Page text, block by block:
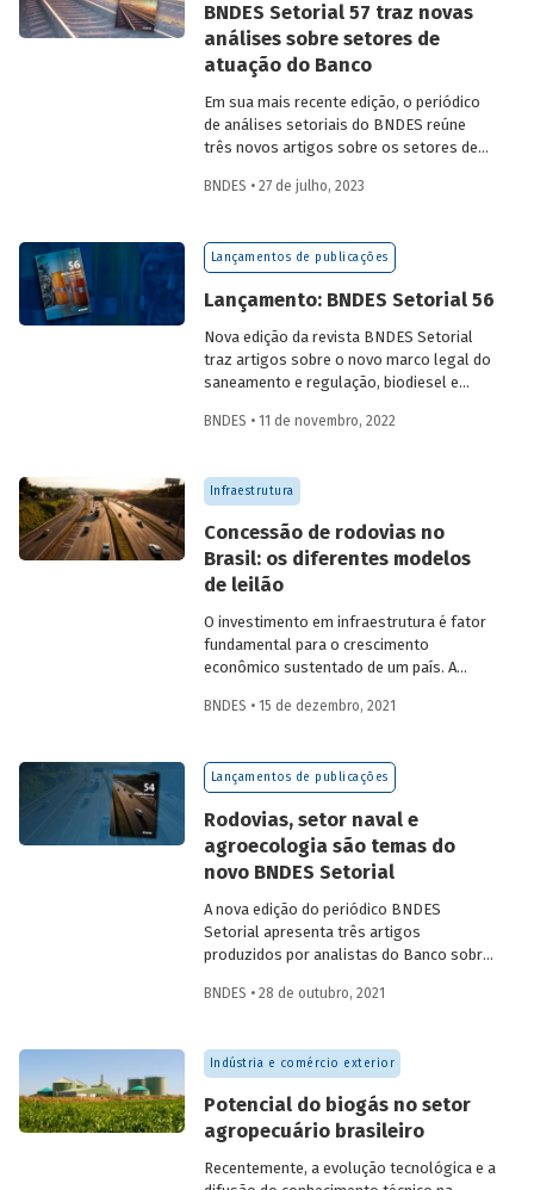
BNDES Setorial 57 traz novas
análises sobre setores de
atuação do Banco
Em sua mais recente edição, o periódico
de análises setoriais do BNDES reúne
três novos artigos sobre os setores de
defesa. Saiba mais e acesse os estudos
BNDES • 27 de julho, 2023
Lançamentos de publicações
Lançamento: BNDES Setorial 56
Nova edição da revista BNDES Setorial
traz artigos sobre o novo marco legal do
saneamento e regulação, biodiesel e
leasing de aeronaves no setor de
BNDES • 11 de novembro, 2022
Infraestrutura
Concessão de rodovias no
Brasil: os diferentes modelos
de leilão
O investimento em infraestrutura é fator
fundamental para o crescimento
econômico sustentado de um país. A
concessões rodoviárias começaram a ser
sem comprometer os investimentos no
setor. Saiba mais sobre os diferentes
concessões de rodovias realizadas no
país.
BNDES • 15 de dezembro, 2021
Lançamentos de publicações
Rodovias, setor naval e
agroecologia são temas do
novo BNDES Setorial
A nova edição do periódico BNDES
Setorial apresenta três artigos
produzidos por analistas do Banco sobre
agroecologia, importantes áreas do
sobre os artigos e confira a publicação
completa.
BNDES • 28 de outubro, 2021
Indústria e comércio exterior
Potencial do biogás no setor
agropecuário brasileiro
Recentemente, a evolução tecnológica e a